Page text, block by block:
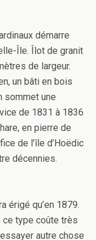
démarre
Île. Îlot de granit
de largeur.
un bâti en bois
sommet une
de 1831 à 1836
en pierre de
de l’île d’Hoëdic
décennies.
érigé qu’en 1879.
ce type coûte très
autre chose